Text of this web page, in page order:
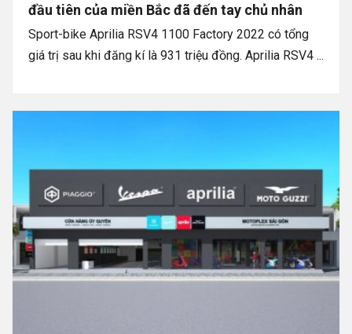
đầu tiên của miền Bắc đã đến tay chủ nhân
Sport-bike Aprilia RSV4 1100 Factory 2022 có tổng
giá trị sau khi đăng kí là 931 triệu đồng. Aprilia RSV4 ...